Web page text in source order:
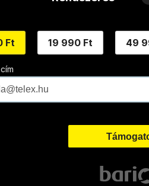
Ft 19 990 Ft 49